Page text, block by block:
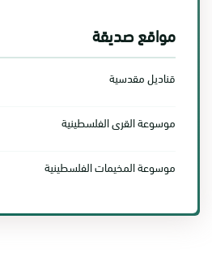
مواقع صديقة
قناديل مقدسية
موسوعة القرى الفلسطينية
موسوعة المخيمات الفلسطينية